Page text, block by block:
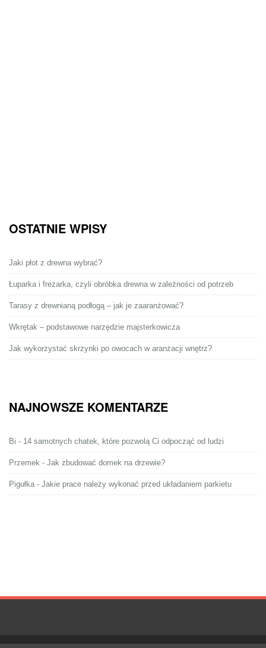
OSTATNIE WPISY
Jaki płot z drewna wybrać?
Łuparka i frezarka, czyli obróbka drewna w zależności od potrzeb
Tarasy z drewnianą podłogą – jak je zaaranżować?
Wkrętak – podstawowe narzędzie majsterkowicza
Jak wykorzystać skrzynki po owocach w aranżacji wnętrz?
NAJNOWSZE KOMENTARZE
Bi - 14 samotnych chatek, które pozwolą Ci odpocząć od ludzi
Przemek - Jak zbudować domek na drzewie?
Pigułka- Jakie prace należy wykonać przed układaniem parkietu